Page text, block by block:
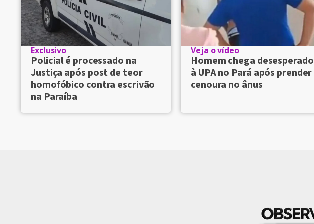
Exclusivo
Policial é processado na
Justiça após post de teor
homofóbico contra escrivão
na Paraíba
Veja o vídeo
Homem chega desesperado
à UPA no Pará após prender
cenoura no ânus